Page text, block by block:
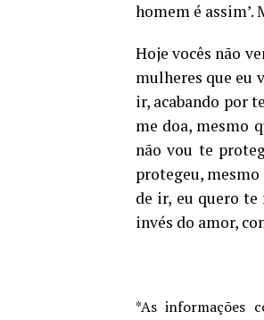
homem é
Hoje vocês não
mulheres que eu
ir, acabando por
me doa, mesmo
não vou te
protegeu, mesmo
de ir, eu quero te
invés do amor,
*As informações